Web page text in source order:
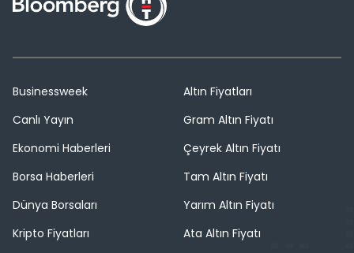
Businessweek
Canlı Yayın
Ekonomi Haberleri
Borsa Haberleri
Dünya Borsaları
Kripto Fiyatları
Altın Fiyatları
Gram Altın Fiyatı
Çeyrek Altın Fiyatı
Tam Altın Fiyatı
Yarım Altın Fiyatı
Ata Altın Fiyatı